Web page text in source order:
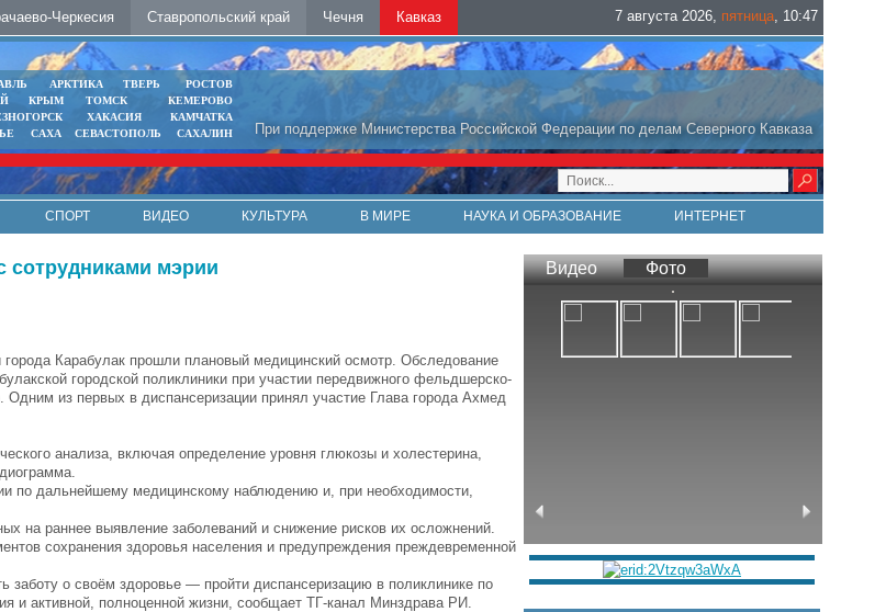
Черкесия Ставропольский край Чечня Кавказ 7 августа 2026, пятница, 10:47
При поддержке Министерства Российской Федерации по делам Северного Кавказа
АРКТИКА ТВЕРЬ
РОСТОВ
КРЫМ ТОМСК
КЕМЕРОВО
ХАКАСИЯ
КАМЧАТКА
САХА СЕВАСТОПОЛЬ САХАЛИН
СПОРТ ВИДЕО КУЛЬТУРА В МИРЕ НАУКА И ОБРАЗОВАНИЕ
ИНТЕРНЕТ
сотрудниками мэрии
города Карабулак прошли плановый медицинский осмотр. Обследование
городской поликлиники при участии передвижного фельдшерско-
Одним из первых в диспансеризации принял участие Глава города Ахмед
анализа, включая определение уровня глюкозы и холестерина,
по дальнейшему медицинскому наблюдению и, при необходимости,
на раннее выявление заболеваний и снижение рисков их осложнений.
сохранения здоровья населения и предупреждения преждевременной
заботу о своём здоровье — пройти диспансеризацию в поликлинике по
и активной, полноценной жизни, сообщает ТГ-канал Минздрава РИ.
Видео Фото